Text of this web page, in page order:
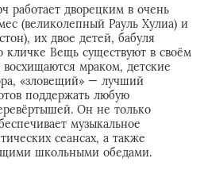
работает дворецким в очень
(великолепный Рауль Хулиа) и
их двое детей, бабуля
кличке Вещь существуют в своём
мраком, детские
«зловещий» — лучший
поддержать любую
Он не только
музыкальное
сеансах, а также
школьными обедами.